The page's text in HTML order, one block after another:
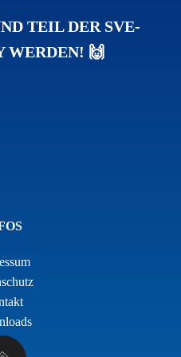
TEIL DER SVE-
WERDEN! 🙌